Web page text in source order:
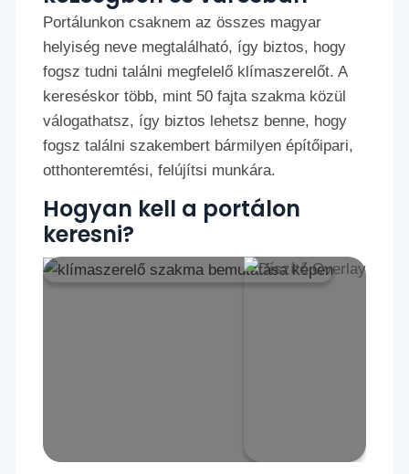
Portálunkon csaknem az összes magyar
helyiség neve megtalálható, így biztos, hogy
fogsz tudni találni megfelelő klímaszerelőt. A
kereséskor több, mint 50 fajta szakma közül
válogathatsz, így biztos lehetsz benne, hogy
fogsz találni szakembert bármilyen építőipari,
otthonteremtési, felújítsi munkára.
Hogyan kell a portálon
keresni?